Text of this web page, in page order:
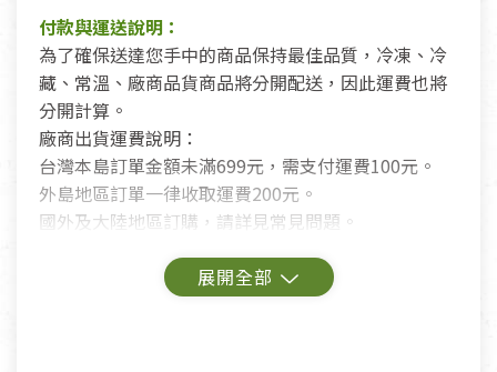
付款與運送說明：
為了確保送達您手中的商品保持最佳品質，冷凍、冷
藏、常溫、廠商品貨商品將分開配送，因此運費也將
分開計算。
廠商出貨運費說明：
台灣本島訂單金額未滿699元，需支付運費100元。
外島地區訂單一律收取運費200元。
國外及大陸地區訂購，請詳見常見問題。
鑑賞期商品說明：